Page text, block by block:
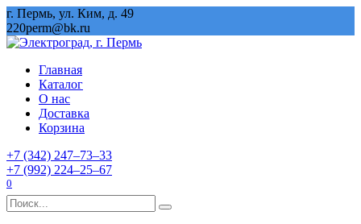
Перейти
к
содержанию
г. Пермь, ул. Ким, д. 49
220perm@bk.ru
Главная
Каталог
О нас
Доставка
Корзина
+7 (342) 247‒73‒33
+7 (992) 224‒25‒67
0
Search
for: